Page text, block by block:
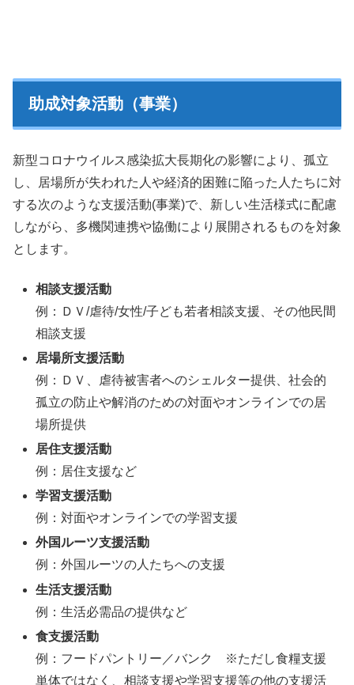
助成対象活動（事業）
新型コロナウイルス感染拡大長期化の影響により、孤立
し、居場所が失われた人や経済的困難に陥った人たちに対
する次のような支援活動(事業)で、新しい生活様式に配慮
しながら、多機関連携や協働により展開されるものを対象
とします。
相談支援活動
例：ＤＶ/虐待/女性/子ども若者相談支援、その他民間
相談支援
居場所支援活動
例：ＤＶ、虐待被害者へのシェルター提供、社会的
孤立の防止や解消のための対面やオンラインでの居
場所提供
居住支援活動
例：居住支援など
学習支援活動
例：対面やオンラインでの学習支援
外国ルーツ支援活動
例：外国ルーツの人たちへの支援
生活支援活動
例：生活必需品の提供など
食支援活動
例：フードパントリー／バンク ※ただし食糧支援
単体ではなく、相談支援や学習支援等の他の支援活